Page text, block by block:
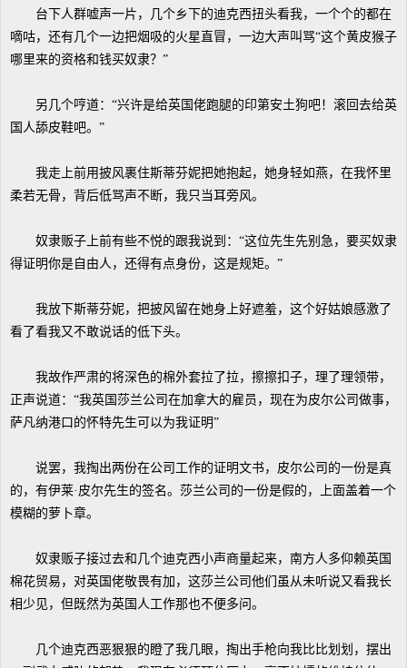
台下人群嘘声一片，几个乡下的迪克西扭头看我，一个个的都在
嘀咕，还有几个一边把烟吸的火星直冒，一边大声叫骂“这个黄皮猴子
哪里来的资格和钱买奴隶？”
另几个哼道：“兴许是给英国佬跑腿的印第安土狗吧！滚回去给英
国人舔皮鞋吧。”
我走上前用披风裹住斯蒂芬妮把她抱起，她身轻如燕，在我怀里
柔若无骨，背后低骂声不断，我只当耳旁风。
奴隶贩子上前有些不悦的跟我说到：“这位先生先别急，要买奴隶
得证明你是自由人，还得有点身份，这是规矩。”
我放下斯蒂芬妮，把披风留在她身上好遮羞，这个好姑娘感激了
看了看我又不敢说话的低下头。
我故作严肃的将深色的棉外套拉了拉，擦擦扣子，理了理领带，
正声说道：“我英国莎兰公司在加拿大的雇员，现在为皮尔公司做事，
萨凡纳港口的怀特先生可以为我证明”
说罢，我掏出两份在公司工作的证明文书，皮尔公司的一份是真
的，有伊莱·皮尔先生的签名。莎兰公司的一份是假的，上面盖着一个
模糊的萝卜章。
奴隶贩子接过去和几个迪克西小声商量起来，南方人多仰赖英国
棉花贸易，对英国佬敬畏有加，这莎兰公司他们虽从未听说又看我长
相少见，但既然为英国人工作那也不便多问。
几个迪克西恶狠狠的瞪了我几眼，掏出手枪向我比比划划，摆出